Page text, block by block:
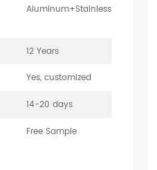
Aluminum+Stainless
12 Years
Yes, customized
14-20 days
Free Sample